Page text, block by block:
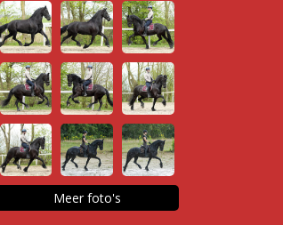
Meer foto's